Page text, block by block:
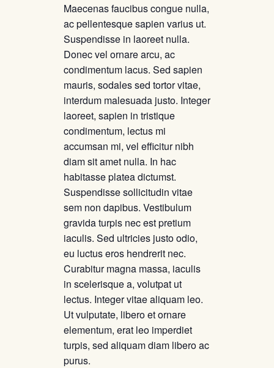
Maecenas faucibus congue nulla,
ac pellentesque sapien varius ut.
Suspendisse in laoreet nulla.
Donec vel ornare arcu, ac
condimentum lacus. Sed sapien
mauris, sodales sed tortor vitae,
interdum malesuada justo. Integer
laoreet, sapien in tristique
condimentum, lectus mi
accumsan mi, vel efficitur nibh
diam sit amet nulla. In hac
habitasse platea dictumst.
Suspendisse sollicitudin vitae
sem non dapibus. Vestibulum
gravida turpis nec est pretium
iaculis. Sed ultricies justo odio,
eu luctus eros hendrerit nec.
Curabitur magna massa, iaculis
in scelerisque a, volutpat ut
lectus. Integer vitae aliquam leo.
Ut vulputate, libero et ornare
elementum, erat leo imperdiet
turpis, sed aliquam diam libero ac
purus.